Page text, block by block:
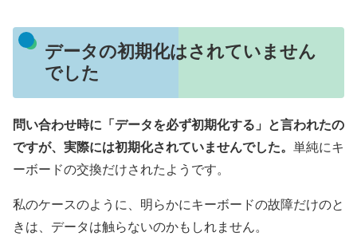
データの初期化はされていません
でした
問い合わせ時に「データを必ず初期化する」と言われたの
ですが、実際には初期化されていませんでした。 単純にキ
ーボードの交換だけされたようです。
私のケースのように、明らかにキーボードの故障だけのと
きは、データは触らないのかもしれません。